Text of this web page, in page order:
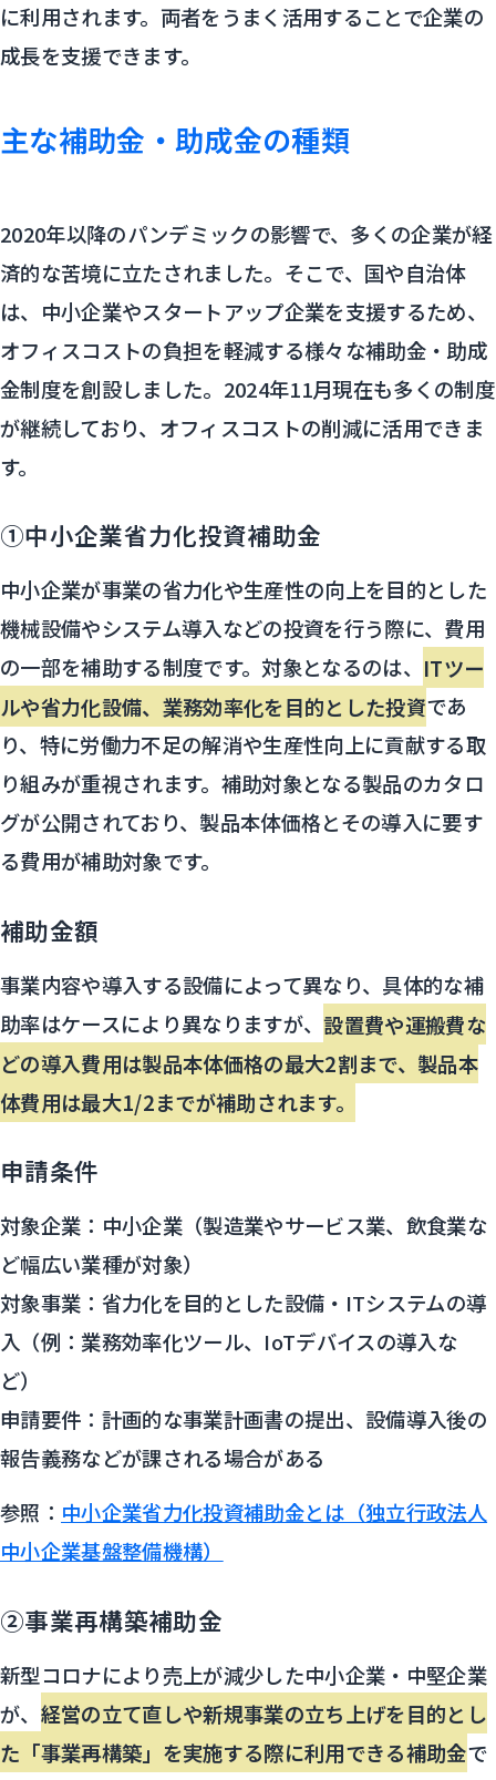
に利用されます。両者をうまく活用することで企業の
成長を支援できます。
主な補助金・助成金の種類
2020年以降のパンデミックの影響で、多くの企業が経
済的な苦境に立たされました。そこで、国や自治体
は、中小企業やスタートアップ企業を支援するため、
オフィスコストの負担を軽減する様々な補助金・助成
金制度を創設しました。2024年11月現在も多くの制度
が継続しており、オフィスコストの削減に活用できま
す。
①中小企業省力化投資補助金
中小企業が事業の省力化や生産性の向上を目的とした
機械設備やシステム導入などの投資を行う際に、費用
の一部を補助する制度です。対象となるのは、 ITツー
ルや省力化設備、業務効率化を目的とした投資であ
り、特に労働力不足の解消や生産性向上に貢献する取
り組みが重視されます。補助対象となる製品のカタロ
グが公開されており、製品本体価格とその導入に要す
る費用が補助対象です。
補助金額
事業内容や導入する設備によって異なり、具体的な補
助率はケースにより異なりますが、設置費や運搬費な
どの導入費用は製品本体価格の最大2割まで、製品本
体費用は最大1/2までが補助されます。
申請条件
対象企業：中小企業（製造業やサービス業、飲食業な
ど幅広い業種が対象）
対象事業：省力化を目的とした設備・ITシステムの導
入（例：業務効率化ツール、IoTデバイスの導入な
ど）
申請要件：計画的な事業計画書の提出、設備導入後の
報告義務などが課される場合がある
参照： 中小企業省力化投資補助金とは（独立行政法人
中小企業基盤整備機構）
②事業再構築補助金
新型コロナにより売上が減少した中小企業・中堅企業
が、 経営の立て直しや新規事業の立ち上げを目的とし
た「事業再構築」を実施する際に利用できる補助金で